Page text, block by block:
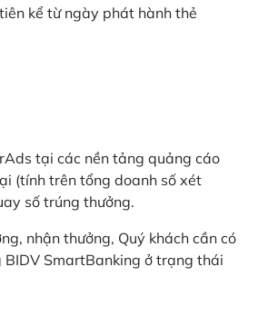
kể từ ngày phát hành thẻ
tại các nền tảng quảng cáo
(tính trên tổng doanh số xét
số trúng thưởng.
nhận thưởng, Quý khách cần có
SmartBanking ở trạng thái